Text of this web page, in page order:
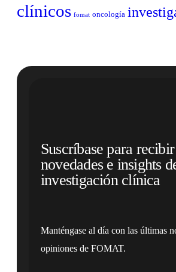
clínicos fomat oncología
Suscríbase para recibir
novedades e insights
investigación clínica
Manténgase al día con las últimas
opiniones de FOMAT.